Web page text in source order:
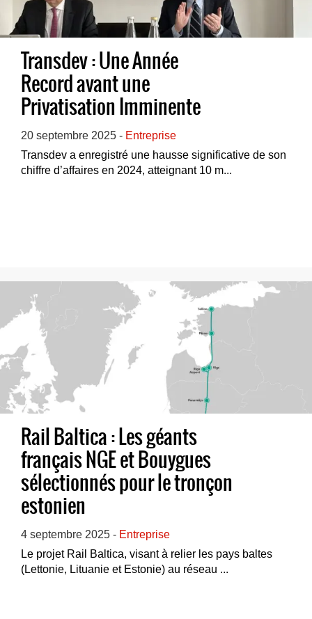
Transdev : Une Année
Record avant une
Privatisation Imminente
20 septembre 2025 - Entreprise
Transdev a enregistré une hausse significative de son
chiffre d’affaires en 2024, atteignant 10 m...
Rail Baltica : Les géants
français NGE et Bouygues
sélectionnés pour le tronçon
estonien
4 septembre 2025 - Entreprise
Le projet Rail Baltica, visant à relier les pays baltes
(Lettonie, Lituanie et Estonie) au réseau ...